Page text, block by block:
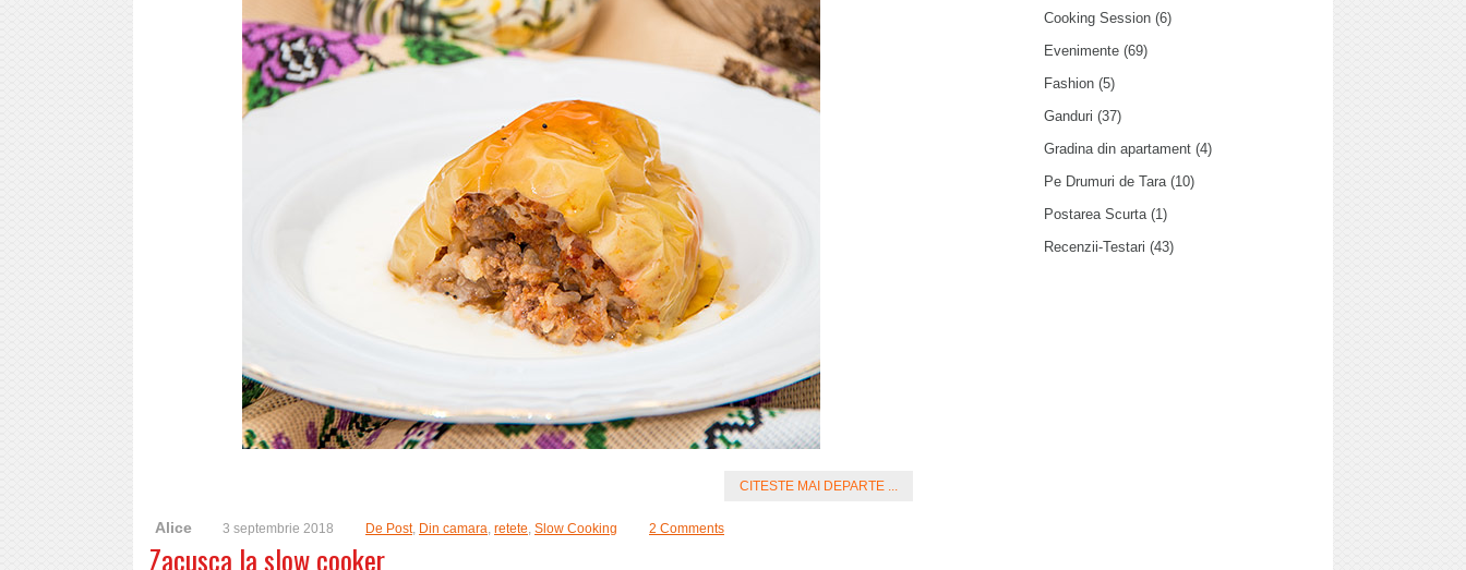
CITESTE MAI DEPARTE ...
Alice 3 septembrie 2018 De Post, Din camara retete Slow Cooking 2 Comments
Zacusca la slow cooker
Cooking Session (6)
Evenimente (69)
Fashion (5)
Ganduri (37)
Gradina din apartament (4)
Pe Drumuri de Tara(10)
Postarea Scurta(1)
Recenzii-Testari (43)